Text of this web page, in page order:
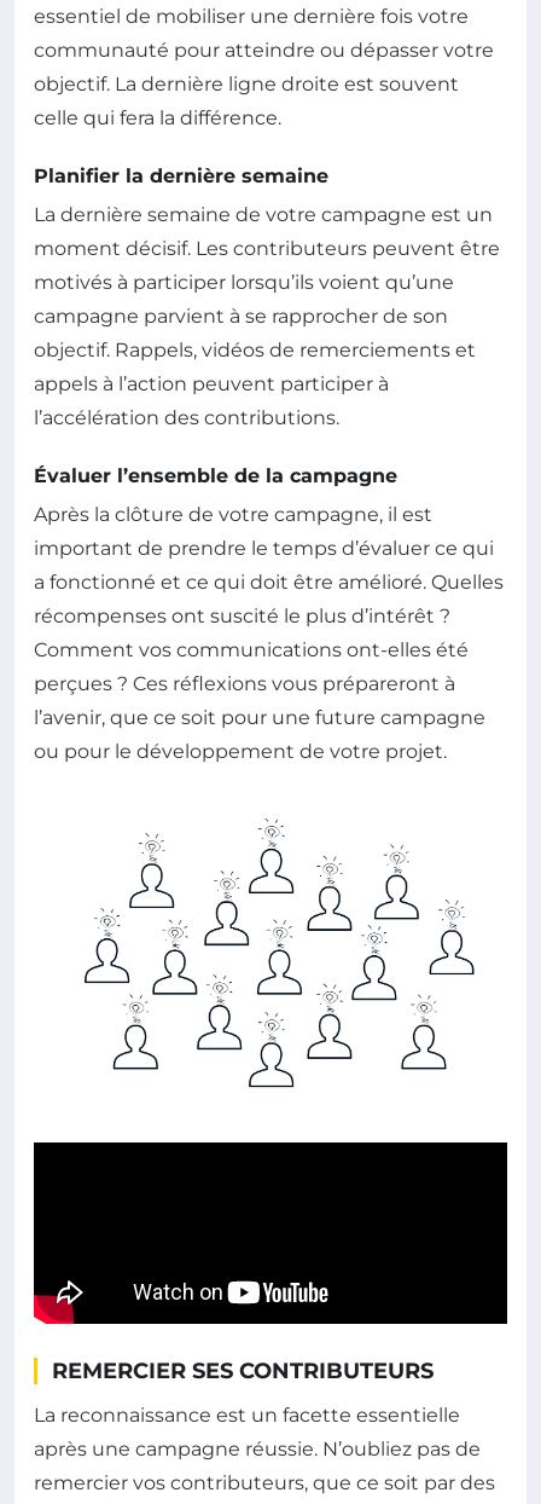
essentiel de mobiliser une dernière fois votre
communauté pour atteindre ou dépasser votre
objectif. La dernière ligne droite est souvent
celle qui fera la différence.
Planifier la dernière semaine
La dernière semaine de votre campagne est un
moment décisif. Les contributeurs peuvent être
motivés à participer lorsqu’ils voient qu’une
campagne parvient à se rapprocher de son
objectif. Rappels, vidéos de remerciements et
appels à l’action peuvent participer à
l’accélération des contributions.
Évaluer l’ensemble de la campagne
Après la clôture de votre campagne, il est
important de prendre le temps d’évaluer ce qui
a fonctionné et ce qui doit être amélioré. Quelles
récompenses ont suscité le plus d’intérêt ?
Comment vos communications ont-elles été
perçues ? Ces réflexions vous prépareront à
l’avenir, que ce soit pour une future campagne
ou pour le développement de votre projet.
REMERCIER SES CONTRIBUTEURS
La reconnaissance est un facette essentielle
après une campagne réussie. N’oubliez pas de
remercier vos contributeurs, que ce soit par des